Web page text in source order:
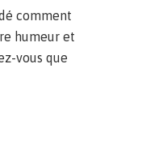
comment
humeur et
vous que